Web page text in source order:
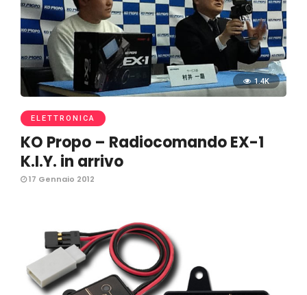
1.4K
ELETTRONICA
KO Propo – Radiocomando EX-1
K.I.Y. in arrivo
17 Gennaio 2012